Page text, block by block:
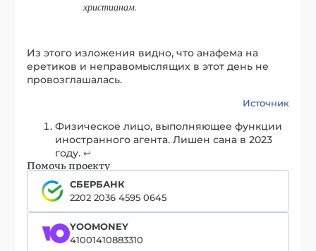
христианам.
Из этого изложения видно, что анафема на
еретиков и неправомыслящих в этот день не
провозглашалась.
Источник
Физическое лицо, выполняющее функции
иностранного агента. Лишен сана в 2023
году.↩︎
Помочь проекту
СБЕРБАНК
2202 2036 4595 0645
YOOMONEY
41001410883310